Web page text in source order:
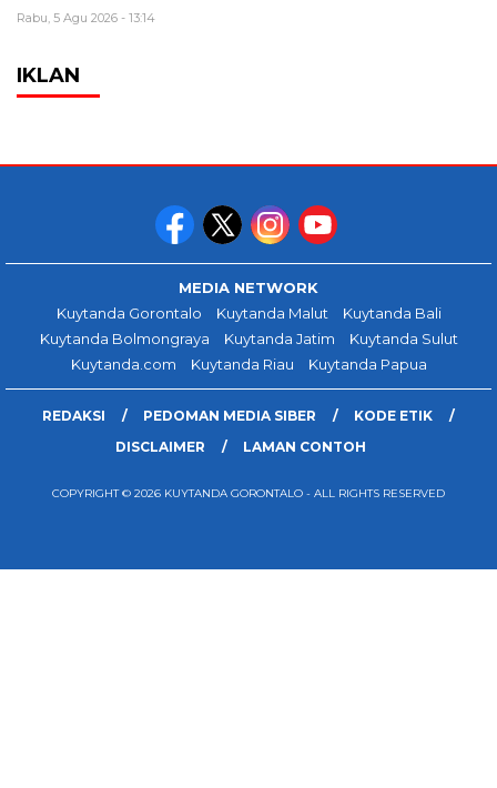
Rabu, 5 Agu 2026 - 13:14
IKLAN
MEDIA NETWORK
Kuytanda Gorontalo
Kuytanda Malut
Kuytanda Bali
Kuytanda Bolmongraya
Kuytanda Jatim
Kuytanda Sulut
Kuytanda.com
Kuytanda Riau Kuytanda Papua
REDAKSI PEDOMAN MEDIA SIBER
KODE ETIK
DISCLAIMER
LAMAN CONTOH
COPYRIGHT © 2026 KUYTANDA GORONTALO - ALL RIGHTS RESERVED